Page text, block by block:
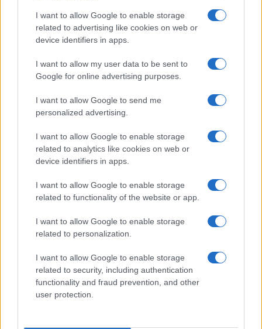
I want to allow Google to enable storage
related to advertising like cookies on web or
device identifiers in apps.
I want to allow my user data to be sent to
Google for online advertising purposes.
I want to allow Google to send me
personalized advertising.
I want to allow Google to enable storage
related to analytics like cookies on web or
device identifiers in apps.
I want to allow Google to enable storage
related to functionality of the website or app.
I want to allow Google to enable storage
related to personalization.
I want to allow Google to enable storage
related to security, including authentication
functionality and fraud prevention, and other
user protection.
©2026 - rifaidate.it - p.iva 03338800984 Pubblicità